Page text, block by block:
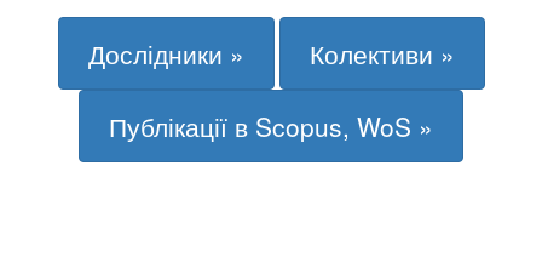
Дослідники »
Колективи »
Публікації в Scopus, WoS »